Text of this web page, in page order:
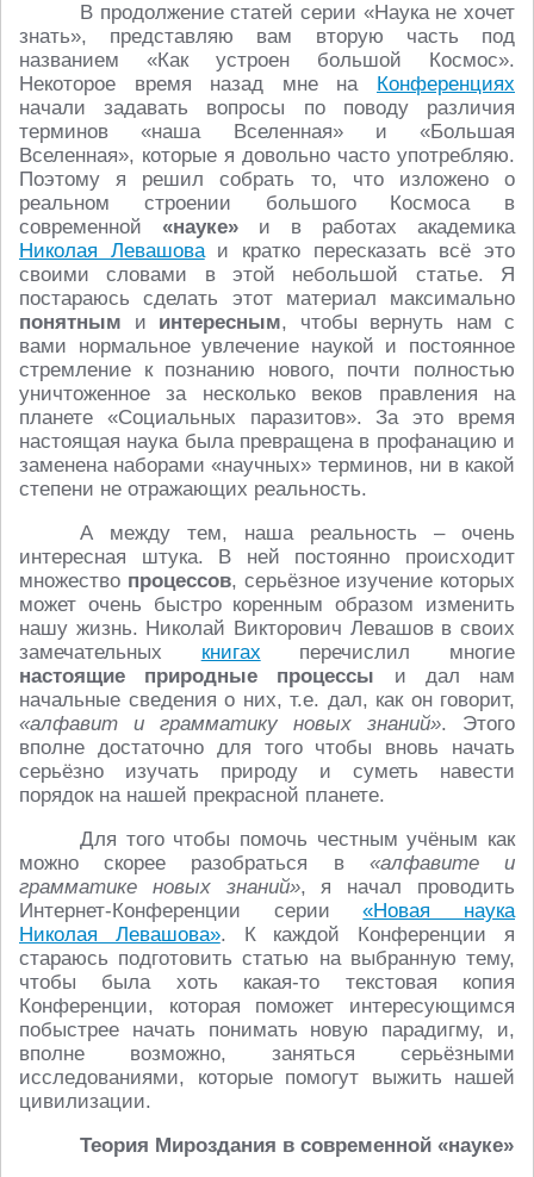
В продолжение статей серии «Наука не хочет
знать», представляю вам вторую часть под
названием «Как устроен большой Космос».
Некоторое время назад мне на Конференциях
начали задавать вопросы по поводу различия
терминов «наша Вселенная» и «Большая
Вселенная», которые я довольно часто употребляю.
Поэтому я решил собрать то, что изложено о
реальном строении большого Космоса в
современной «науке» и в работах академика
Николая Левашоваи кратко пересказать всё это
своими словами в этой небольшой статье. Я
постараюсь сделать этот материал максимально
понятным и интересным, чтобы вернуть нам с
вами нормальное увлечение наукой и постоянное
стремление к познанию нового, почти полностью
уничтоженное за несколько веков правления на
планете «Социальных паразитов». За это время
настоящая наука была превращена в профанацию и
заменена наборами «научных» терминов, ни в какой
степени не отражающих реальность.
А между тем, наша реальность – очень
интересная штука. В ней постоянно происходит
множество процессов, серьёзное изучение которых
может очень быстро коренным образом изменить
нашу жизнь. Николай Викторович Левашов в своих
замечательных книгах перечислил многие
настоящие природные процессы и дал нам
начальные сведения о них, т.е. дал, как он говорит,
«алфавит и грамматику новых знаний». Этого
вполне достаточно для того чтобы вновь начать
серьёзно изучать природу и суметь навести
порядок на нашей прекрасной планете.
Для того чтобы помочь честным учёным как
можно скорее разобраться в «алфавите и
грамматике новых знаний», я начал проводить
Интернет-Конференции серии«Новая наука
Николая Левашова». К каждой Конференции я
стараюсь подготовить статью на выбранную тему,
чтобы была хоть какая-то текстовая копия
Конференции, которая поможет интересующимся
побыстрее начать понимать новую парадигму, и,
вполне возможно, заняться серьёзными
исследованиями, которые помогут выжить нашей
цивилизации.
Теория Мироздания в современной «науке»